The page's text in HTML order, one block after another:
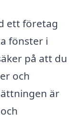
ett företag
fönster i
på att du
och
är